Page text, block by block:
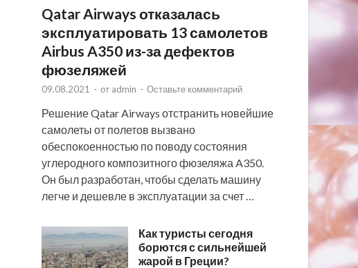
Qatar Airways отказалась
эксплуатировать 13 самолетов
Airbus A350 из-за дефектов
фюзеляжей
09.08.2021 - от admin - Оставьте комментарий
Решение Qatar Airways отстранить новейшие
самолеты от полетов вызвано
обеспокоенностью по поводу состояния
углеродного композитного фюзеляжа A350.
Он был разработан, чтобы сделать машину
легче и дешевле в эксплуатации за счет …
Как туристы сегодня
борются с сильнейшей
жарой в Греции?